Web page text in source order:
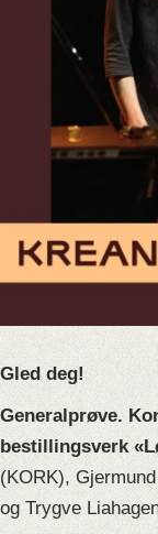
Gled deg!
Generalprøve.
bestillingsverk
(KORK),
og Trygve